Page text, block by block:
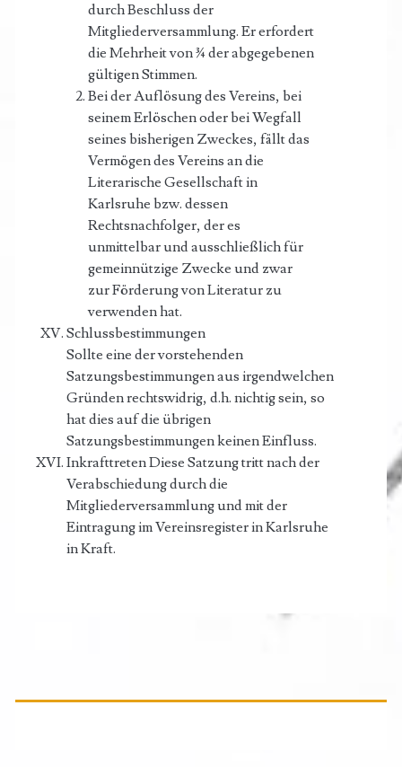
durch Beschluss der
Mitgliederversammlung. Er erfordert
die Mehrheit von ¾ der abgegebenen
gültigen Stimmen.
Bei der Auflösung des Vereins, bei
seinem Erlöschen oder bei Wegfall
seines bisherigen Zweckes, fällt das
Vermögen des Vereins an die
Literarische Gesellschaft in
Karlsruhe bzw. dessen
Rechtsnachfolger, der es
unmittelbar und ausschließlich für
gemeinnützige Zwecke und zwar
zur Förderung von Literatur zu
verwenden hat.
Schlussbestimmungen
Sollte eine der vorstehenden
Satzungsbestimmungen aus irgendwelchen
Gründen rechtswidrig, d.h. nichtig sein, so
hat dies auf die übrigen
Satzungsbestimmungen keinen Einfluss.
Inkrafttreten Diese Satzung tritt nach der
Verabschiedung durch die
Mitgliederversammlung und mit der
Eintragung im Vereinsregister in Karlsruhe
in Kraft.
Primäre